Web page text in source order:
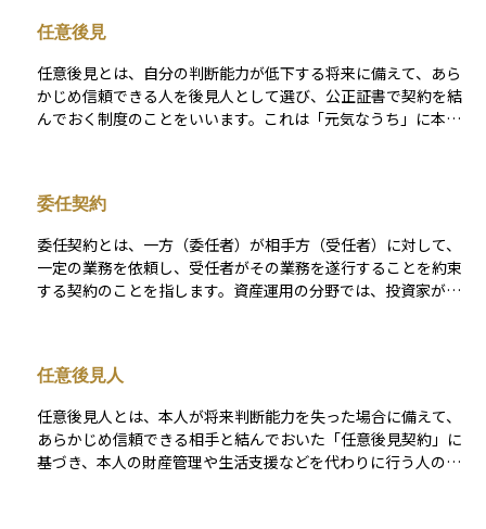
任意後見
任意後見とは、自分の判断能力が低下する将来に備えて、あら
かじめ信頼できる人を後見人として選び、公正証書で契約を結
んでおく制度のことをいいます。これは「元気なうち」に本人
を本人の希望に沿って行うことができるため、自分らしい生活
を維持するための手段として注目されています。法定後見と違
い、自分で「誰に、何を任せるか」を決めておける点が特徴で
す。高齢化や認知症のリスクが高まる中で、資産や生活の管理
を将来にわたって安心して託すための、重要な準備の一つで
委任契約
委任契約とは、一方（委任者）が相手方（受任者）に対して、
一定の業務を依頼し、受任者がその業務を遂行することを約束
する契約のことを指します。資産運用の分野では、投資家が資
する場合があり、この違いにより、民法上は「委任契約」と
「準委任契約」に分かれます。 法律行為とは、契約の締結や代
理行為のように、法的な効果を生じさせる意思表示を伴う行為
を指します。 たとえば、投資一任契約のように、運用者が顧客
に代わって金融商品を売買するなどの法律行為を行う契約は、
任意後見人
任意後見人とは、本人が将来判断能力を失った場合に備えて、
あらかじめ信頼できる相手と結んでおいた「任意後見契約」に
基づき、本人の財産管理や生活支援などを代わりに行う人のこ